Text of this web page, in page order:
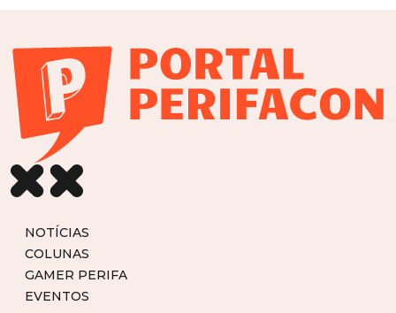
NOTÍCIAS
COLUNAS
GAMER PERIFA
EVENTOS